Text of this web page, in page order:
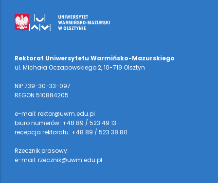
Rektorat Uniwersytetu Warmińsko-Mazurskiego
ul. Michała Oczapowskiego 2, 10-719 Olsztyn
NIP 739-30-33-097
REGON 510884205
e-mail: rektor@uwm.edu.pl
biuro numerów: +48 89 / 523 49 13
recepcja rektoratu: +48 89 / 523 38 80
Rzecznik prasowy:
e-mail: rzecznik@uwm.edu.pl